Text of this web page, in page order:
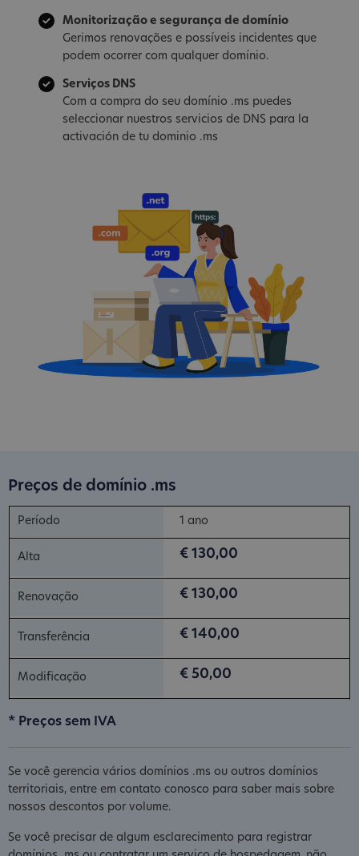
Monitorização e segurança de domínio
Gerimos renovações e possíveis incidentes que
podem ocorrer com qualquer domínio.
Serviços DNS
Com a compra do seu domínio .ms puedes
seleccionar nuestros servicios de DNS para la
activación de tu dominio .ms
Preços de domínio .ms
1 ano
€ 130,00
€ 130,00
€ 140,00
€ 50,00
* Preços sem IVA
Se você gerencia vários domínios .ms ou outros domínios
territoriais, entre em contato conosco para saber mais sobre
nossos descontos por volume.
Se você precisar de algum esclarecimento para registrar